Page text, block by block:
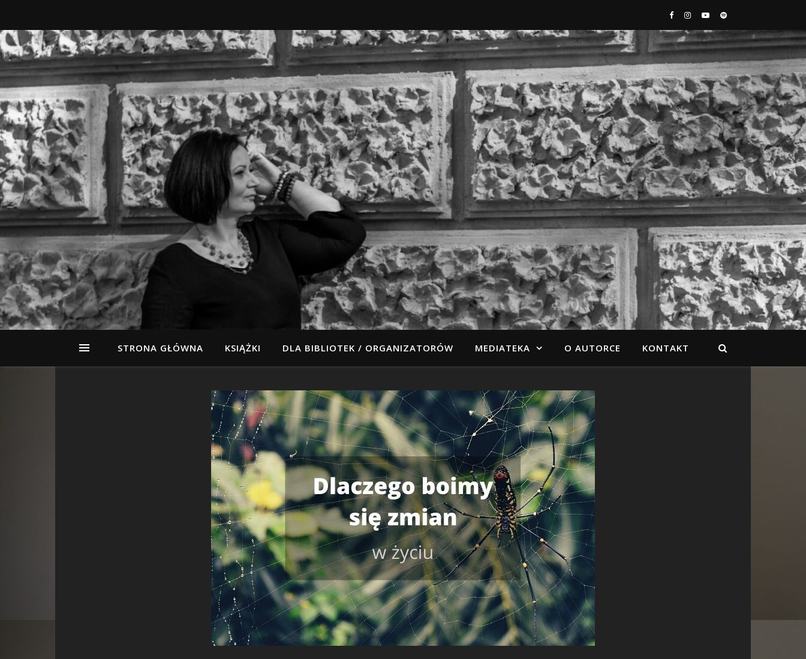
STRONA GŁÓWNA KSIĄŻKI DLA BIBLIOTEK / ORGANIZATORÓW MEDIATEKA O AUTORCE KONTAKT